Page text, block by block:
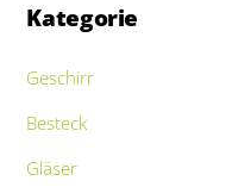
Kategorie
Geschirr
Besteck
Gläser